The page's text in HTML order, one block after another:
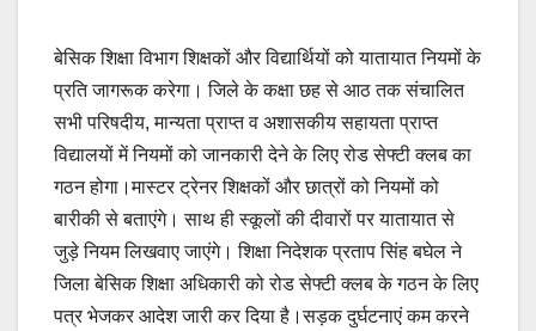
बेसिक शिक्षा विभाग शिक्षकों और विद्यार्थियों को यातायात नियमों के
प्रति जागरूक करेगा। जिले के कक्षा छह से आठ तक संचालित
सभी परिषदीय, मान्यता प्राप्त व अशासकीय सहायता प्राप्त
विद्यालयों में नियमों को जानकारी देने के लिए रोड सेफ्टी क्लब का
गठन होगा।मास्टर ट्रेनर शिक्षकों और छात्रों को नियमों को
बारीकी से बताएंगे। साथ ही स्कूलों की दीवारों पर यातायात से
जुड़े नियम लिखवाए जाएंगे। शिक्षा निदेशक प्रताप सिंह बघेल ने
जिला बेसिक शिक्षा अधिकारी को रोड सेफ्टी क्लब के गठन के लिए
पत्र भेजकर आदेश जारी कर दिया है।सड़क दुर्घटनाएं कम करने